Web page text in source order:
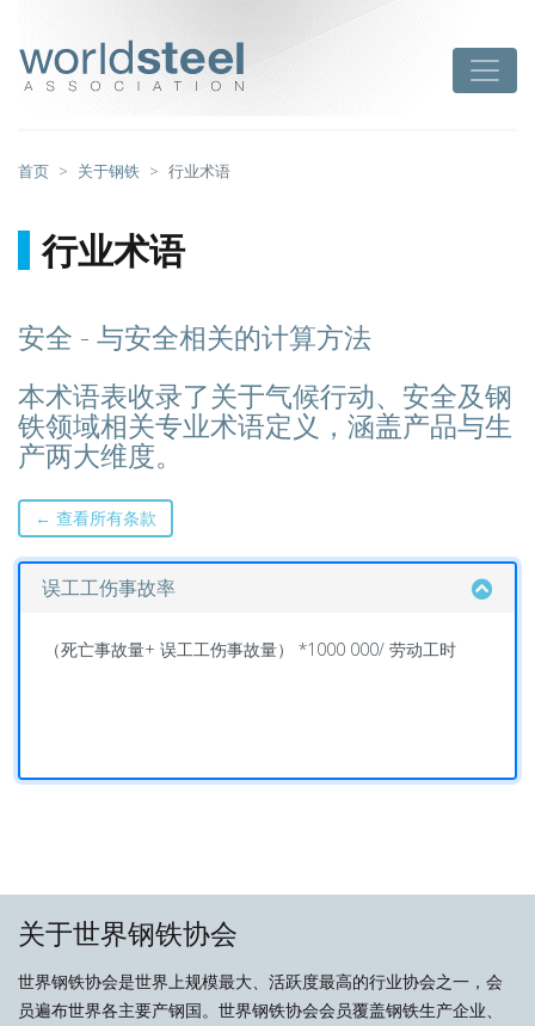
首页 关于钢铁 行业术语
行业术语
安全 - 与安全相关的计算方法
本术语表收录了关于气候行动、安全及钢
铁领域相关专业术语定义，涵盖产品与生
产两大维度。
← 查看所有条款
误工工伤事故率
（死亡事故量+ 误工工伤事故量） *1000 000/ 劳动工时
关于世界钢铁协会
世界钢铁协会是世界上规模最大、活跃度最高的行业协会之一，会
员遍布世界各主要产钢国。世界钢铁协会会员覆盖钢铁生产企业、